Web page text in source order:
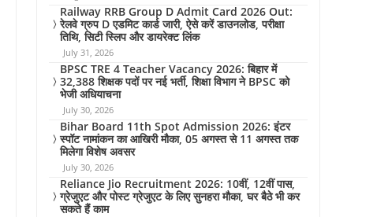
Railway RRB Group D Admit Card 2026 Out:
रेलवे ग्रुप D एडमिट कार्ड जारी, ऐसे करें डाउनलोड, परीक्षा
तिथि, सिटी स्लिप और डायरेक्ट लिंक
July 31, 2026
BPSC TRE 4 Teacher Vacancy 2026: बिहार में
32,388 शिक्षक पदों पर नई भर्ती, शिक्षा विभाग ने BPSC को
भेजी अधियाचना
July 30, 2026
Bihar Board 11th Spot Admission 2026: इंटर
स्पॉट नामांकन का आखिरी मौका, 05 अगस्त से 11 अगस्त तक
मिलेगा विशेष अवसर
July 30, 2026
Reliance Jio Recruitment 2026: 10वीं, 12वीं पास,
ग्रेजुएट और पोस्ट ग्रेजुएट के लिए सुनहरा मौका, घर बैठे भी कर
सकते हैं काम